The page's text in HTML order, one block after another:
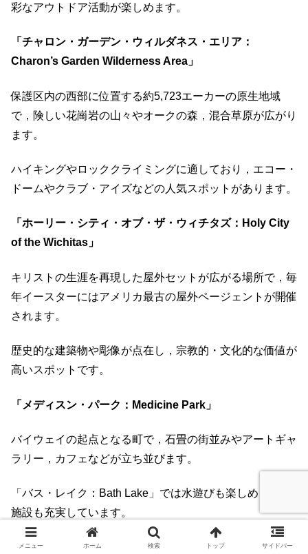
彩なアウトドア活動が楽しめます。
「チャロン・ガーデン・ウィルダネス・エリア：
Charon’s Garden Wilderness Area」
保護区内の西部に位置する約5,723エーカーの原生地域
で，​険しい花崗岩の山々やオークの森，混合草原が広がり
ます。
​ハイキングやロッククライミングに適しており，エコー・
ドームやクラブ・アイズなどの人気スポットがあります。
「ホーリー・シティ・オブ・ザ・ウィチタズ：Holy City
of the Wichitas」
キリストの生涯を再現した屋外セットが広がる場所で，毎
年イースターにはアメリカ最古の屋外ページェントが開催
されます。
​歴史的な建築物や彫像が点在し，宗教的・文化的な価値が
高いスポットです。
「メディスン・パーク：Medicine Park」
バイウェイの起点となる町で，石畳の街並みやアートギャ
ラリー，カフェなどが立ち並びます。
​「バス・レイク：Bath Lake」では水遊びも楽しめ，宿泊
施設も充実しています。
メニュー ホーム 検索 トップ サイドバー